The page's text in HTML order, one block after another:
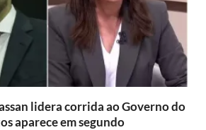
lidera corrida ao Governo do
aparece em segundo